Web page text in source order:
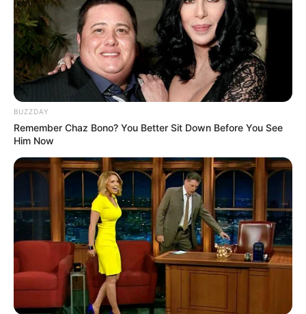
BUZZDAY
Remember Chaz Bono? You Better Sit Down Before You See
Him Now